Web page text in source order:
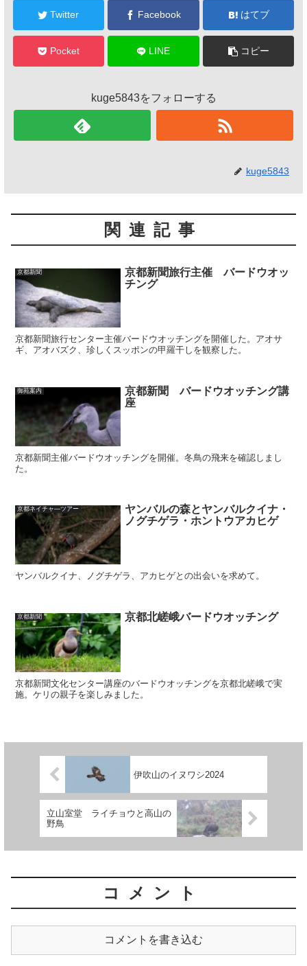
Twitter Facebook はてブ
Pocket LINE コピー
kuge5843をフォローする
kuge5843
関連記事
京都新聞
京都新聞旅行主催 バードウオッ
チング
京都新聞旅行センター主催バードウオッチングを開催した。アオサ
ギ、アオバズク、珍しくスッポンの甲羅干しを観察した。
御苑案内
京都新聞 バードウオッチング講
座
京都新聞主催バードウオッチングを開催。冬鳥の飛来を確認しまし
た。
京都ネイチャ―ツアー
ヤンバルの森とヤンバルクイナ・
ノグチゲラ・ホントウアカヒゲ
ヤンバルクイナ、ノグチゲラ、アカヒゲとの出会いを求めて。
京都新聞 京都北嵯峨バードウオッチング
京都新聞文化センター講座のバードウオッチングを京都北嵯峨で実
施。ケリの親子を楽しみました。
伊吹山のイヌワシ2024
立山室堂 ライチョウと高山の
野鳥
コメント
コメントを書き込む